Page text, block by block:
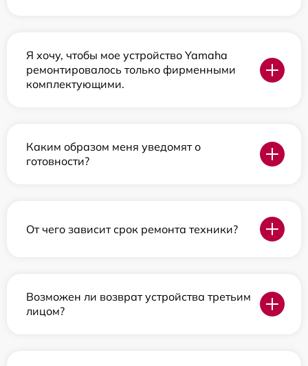
Я хочу, чтобы мое устройство Yamaha
ремонтировалось только фирменными
комплектующими.
Каким образом меня уведомят о
готовности?
От чего зависит срок ремонта техники?
Возможен ли возврат устройства третьим
лицом?